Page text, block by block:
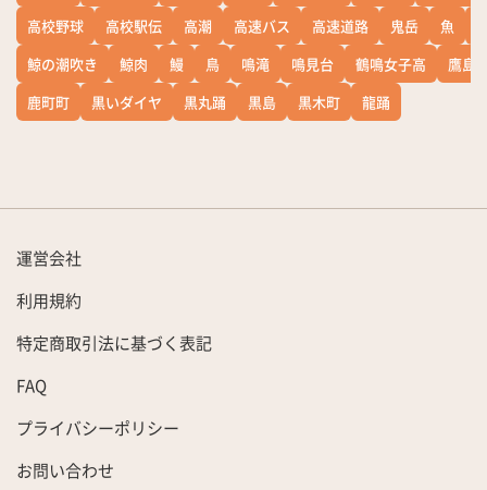
高校野球
高校駅伝 高潮 高速バス 高速道路 鬼岳 魚
鯨の潮吹き
鯨肉 鰻 鳥 鳴滝 鳴見台 鶴鳴女子高
鷹島
鹿町町
黒いダイヤ 黒丸踊 黒島 黒木町 龍踊
運営会社
利用規約
特定商取引法に基づく表記
FAQ
プライバシーポリシー
お問い合わせ